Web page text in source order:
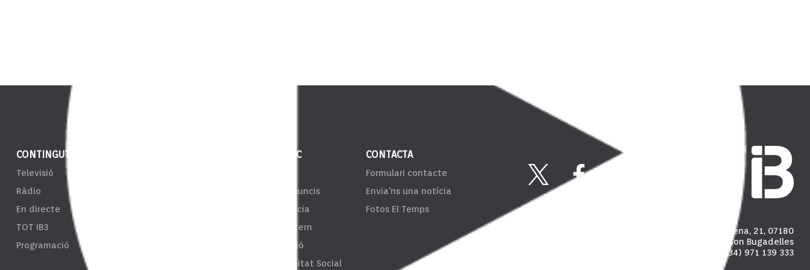
CONTINGUT
Televisió
Ràdio
En directe
TOT IB3
Programació
ENS PÚBLIC
Tauler d'anuncis
Transparència
Sistema Intern
d'Informació
Responsibilitat Social
CONTACTA
Formulari contacte
Envia'ns una notícia
Fotos El Temps
Carrer Madalena, 21, 07180
Polígon industrial de Son Bugadelles
(+34) 971 139 333